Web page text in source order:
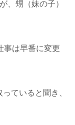
、甥（妹の子）
事は早番に変更
ていると聞き、